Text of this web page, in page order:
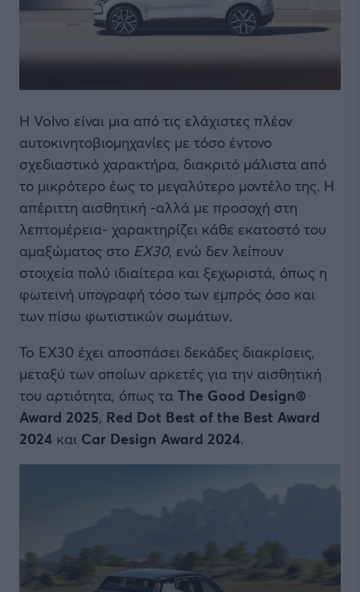
Η Volvo είναι μια από τις ελάχιστες πλέον
αυτοκινητοβιομηχανίες με τόσο έντονο
σχεδιαστικό χαρακτήρα, διακριτό μάλιστα από
το μικρότερο έως το μεγαλύτερο μοντέλο της. Η
απέριττη αισθητική -αλλά με προσοχή στη
λεπτομέρεια- χαρακτηρίζει κάθε εκατοστό του
αμαξώματος στο EX30, ενώ δεν λείπουν
στοιχεία πολύ ιδιαίτερα και ξεχωριστά, όπως η
φωτεινή υπογραφή τόσο των εμπρός όσο και
των πίσω φωτιστικών σωμάτων.
To ΕΧ30 έχει αποσπάσει δεκάδες διακρίσεις,
μεταξύ των οποίων αρκετές για την αισθητική
του αρτιότητα, όπως τα The Good Design®
Award 2025, Red Dot Best of the Best Award
2024 και Car Design Award 2024.